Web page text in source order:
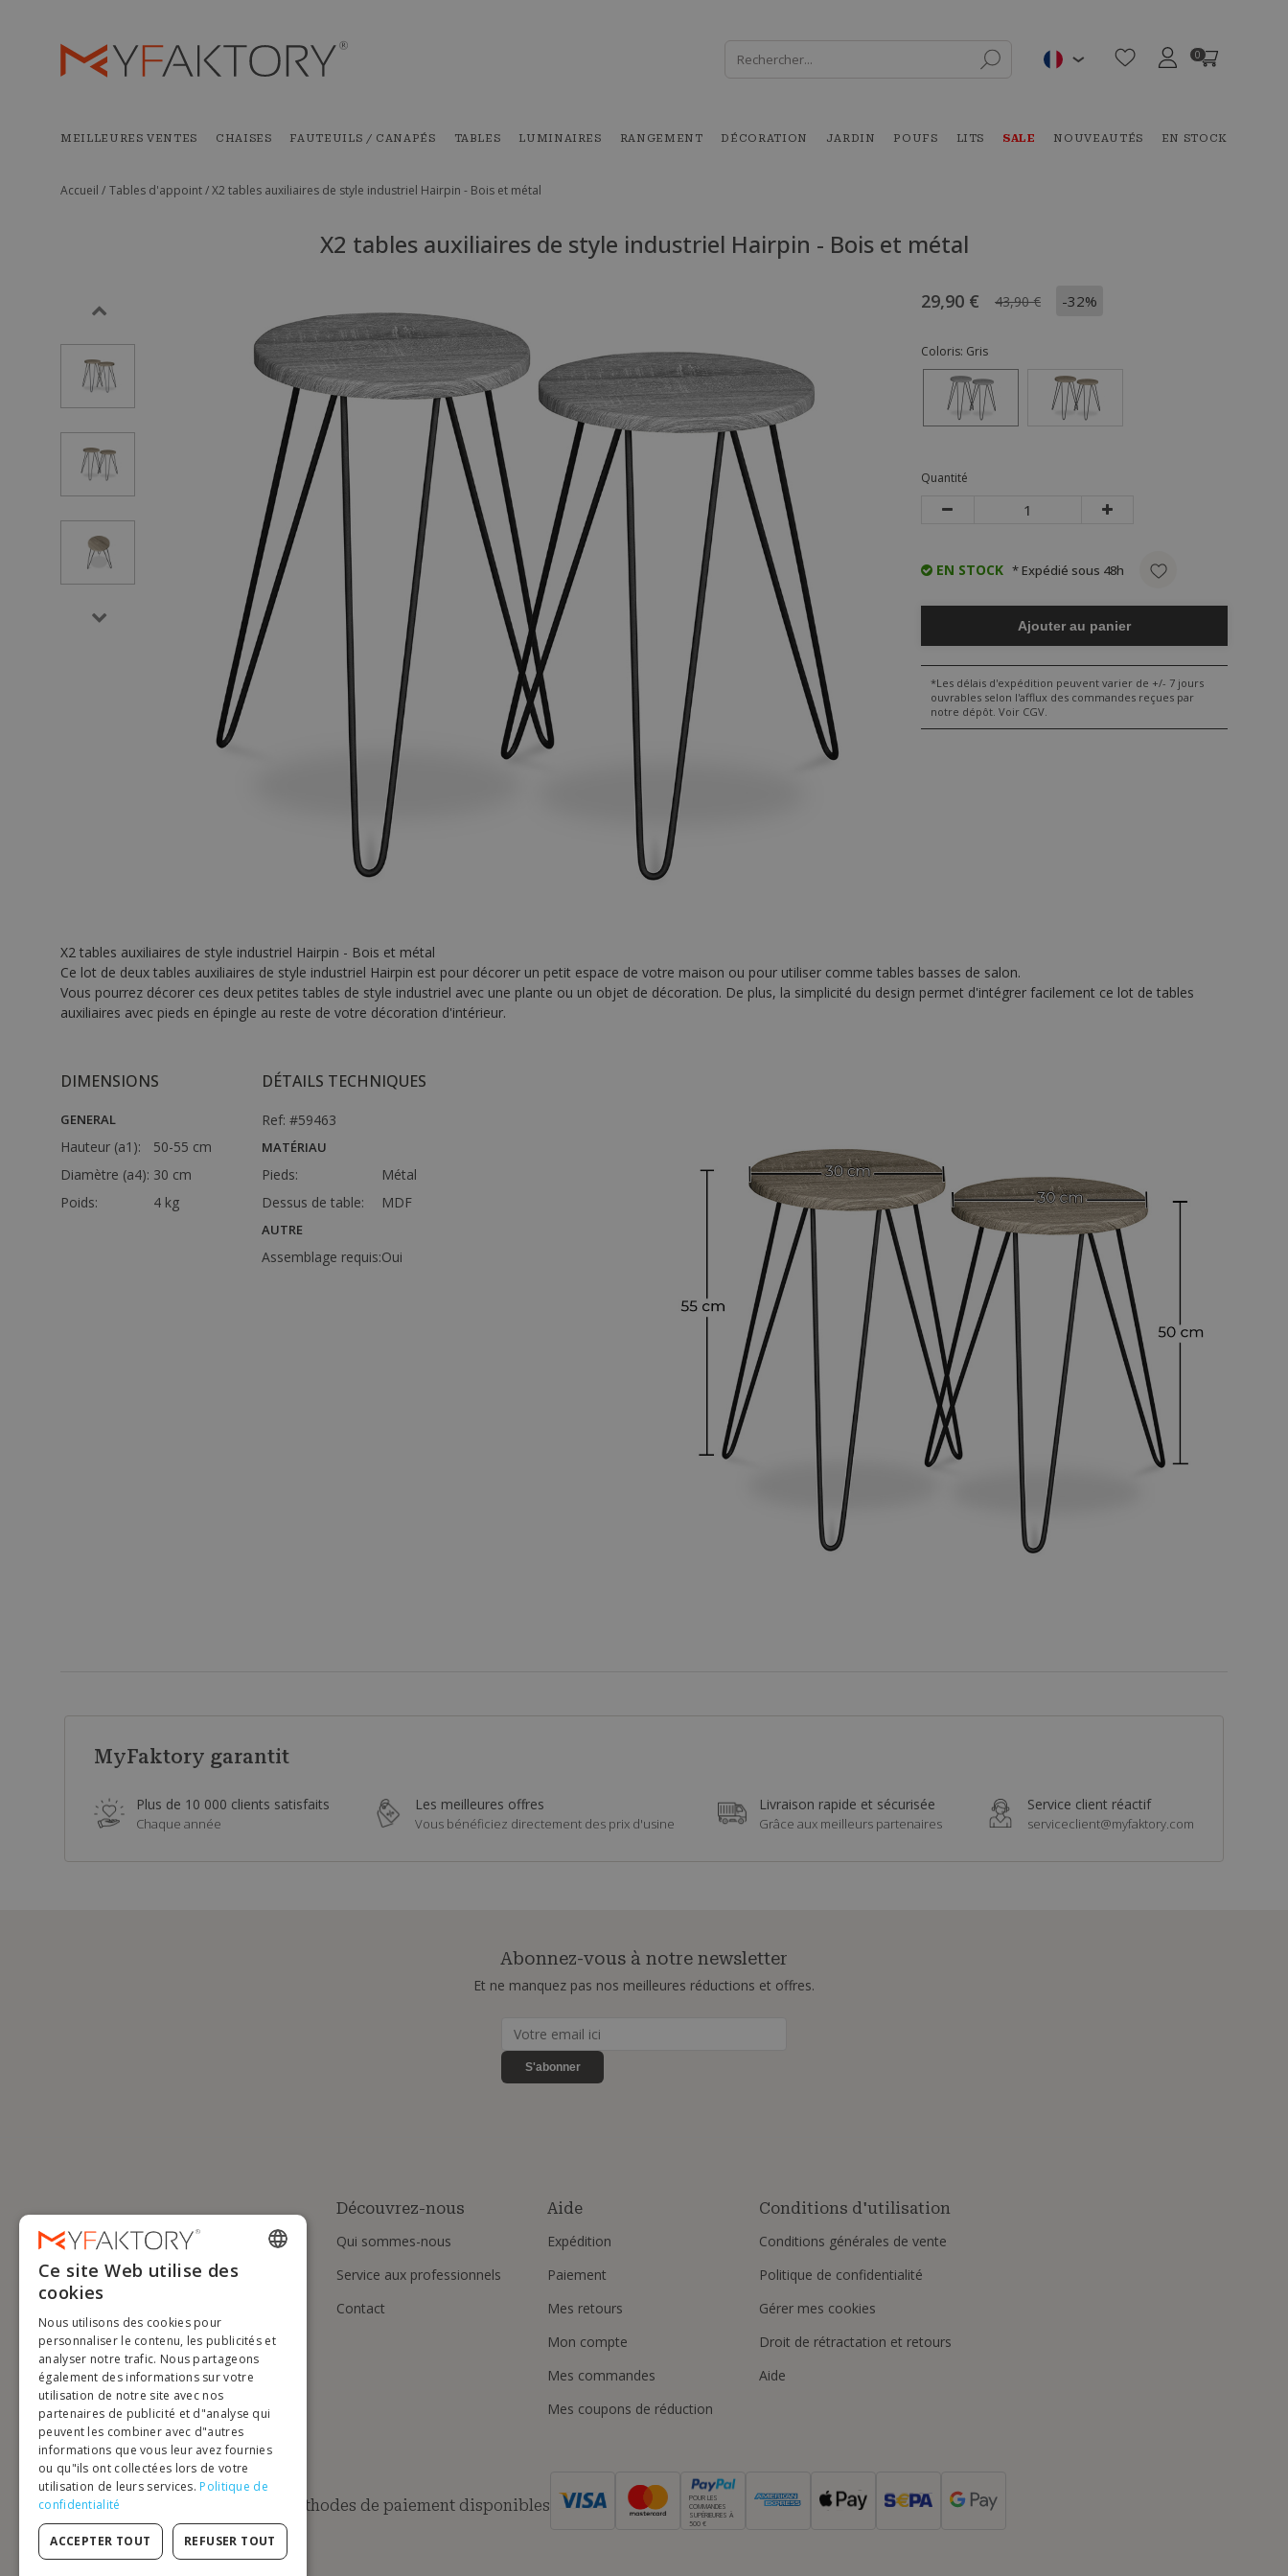
0
MEILLEURES VENTES CHAISES FAUTEUILS / CANAPÉS TABLES LUMINAIRES RANGEMENT DÉCORATION JARDIN POUFS LITS SALE NOUVEAUTÉS EN STOCK
Accueil / Tables d'appoint /X2 tables auxiliaires de style industriel Hairpin - Bois et métal
X2 tables auxiliaires de style industriel Hairpin - Bois et métal
29,90 € 43,90 € -32%
Coloris: Gris
Quantité
EN STOCK * Expédié sous 48h
Ajouter au panier
*Les délais d'expédition peuvent varier de +/- 7 jours
ouvrables selon l'afflux des commandes reçues par
notre dépôt. Voir CGV.
X2 tables auxiliaires de style industriel Hairpin - Bois et métal
Ce lot de deux tables auxiliaires de style industriel Hairpin est pour décorer un petit espace de votre maison ou pour utiliser comme tables basses de salon.
Vous pourrez décorer ces deux petites tables de style industriel avec une plante ou un objet de décoration. De plus, la simplicité du design permet d'intégrer facilement ce lot de tables
auxiliaires avec pieds en épingle au reste de votre décoration d'intérieur.
DIMENSIONS
GENERAL
Hauteur (a1):
50-55 cm
Diamètre (a4): 30 cm
Poids:
4 kg
DÉTAILS TECHNIQUES
Ref: #59463
MATÉRIAU
Pieds:
Métal
Dessus de table:
MDF
AUTRE
Assemblage requis:Oui
MyFaktory garantit
Plus de 10 000 clients satisfaits
Chaque année
Les meilleures offres
Vous bénéficiez directement des prix d'usine
Livraison rapide et sécurisée
Grâce aux meilleurs partenaires
Service client réactif
serviceclient@myfaktory.com
Abonnez-vous à notre newsletter
Et ne manquez pas nos meilleures réductions et offres.
S'abonner
Découvrez-nous
Qui sommes-nous
Service aux professionnels
Contact
Aide
Expédition
Paiement
Mes retours
Mon compte
Mes commandes
Mes coupons de réduction
Conditions d'utilisation
Conditions générales de vente
Politique de confidentialité
Gérer mes cookies
Droit de rétractation et retours
Aide
Méthodes de paiement disponibles
POUR LES
COMMANDES
SUPÉRIEURES À
500 €
ENGLISH
DUTCH
GERMAN
PORTUGUESE
SPANISH
Ce site Web utilise des
cookies
Nous utilisons des cookies pour
personnaliser le contenu, les publicités et
analyser notre trafic. Nous partageons
également des informations sur votre
utilisation de notre site avec nos
partenaires de publicité et d"analyse qui
peuvent les combiner avec d"autres
informations que vous leur avez fournies
ou qu"ils ont collectées lors de votre
utilisation de leurs services. Politique de
confidentialité
ACCEPTER TOUT REFUSER TOUT